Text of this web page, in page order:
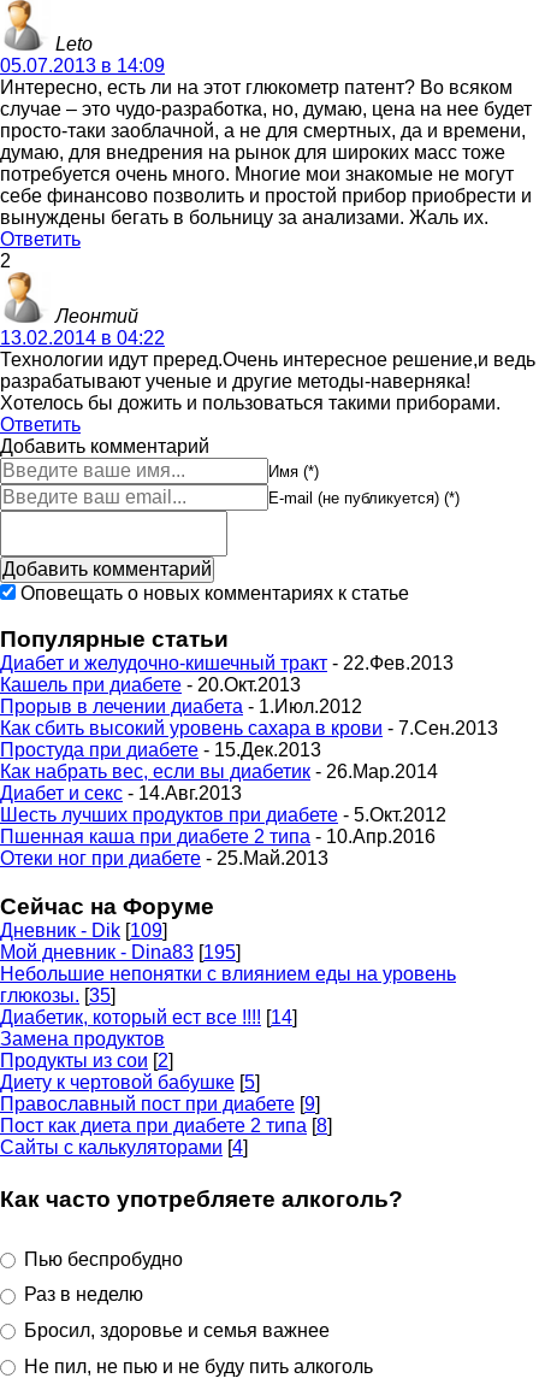
Leto
05.07.2013 в 14:09
Интересно, есть ли на этот глюкометр патент? Во всяком
случае – это чудо-разработка, но, думаю, цена на нее будет
просто-таки заоблачной, а не для смертных, да и времени,
думаю, для внедрения на рынок для широких масс тоже
потребуется очень много. Многие мои знакомые не могут
себе финансово позволить и простой прибор приобрести и
вынуждены бегать в больницу за анализами. Жаль их.
Ответить
2
Леонтий
13.02.2014 в 04:22
Технологии идут преред.Очень интересное решение,и ведь
разрабатывают ученые и другие методы-наверняка!
Хотелось бы дожить и пользоваться такими приборами.
Ответить
Добавить комментарий
Имя (*)
E-mail (не публикуется) (*)
Оповещать о новых комментариях к статье
Популярные статьи
Диабет и желудочно-кишечный тракт - 22.Фев.2013
Кашель при диабете - 20.Окт.2013
Прорыв в лечении диабета - 1.Июл.2012
Как сбить высокий уровень сахара в крови - 7.Сен.2013
Простуда при диабете - 15.Дек.2013
Как набрать вес, если вы диабетик - 26.Мар.2014
Диабет и секс - 14.Авг.2013
Шесть лучших продуктов при диабете - 5.Окт.2012
Пшенная каша при диабете 2 типа - 10.Апр.2016
Отеки ног при диабете - 25.Май.2013
Сейчас на Форуме
Дневник - Dik [109]
Мой дневник - Dina83 [195]
Небольшие непонятки с влиянием еды на уровень
глюкозы. [35]
Диабетик, который ест все !!!! [14]
Замена продуктов
Продукты из сои [2]
Диету к чертовой бабушке [5]
Православный пост при диабете [9]
Пост как диета при диабете 2 типа [8]
Сайты с калькуляторами [4]
Как часто употребляете алкоголь?
Пью беспробудно
Раз в неделю
Бросил, здоровье и семья важнее
Не пил, не пью и не буду пить алкоголь